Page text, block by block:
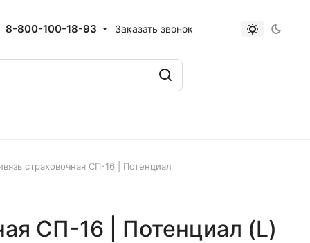
8-800-100-18-93 Заказать звонок
страховочная СП-16 | Потенциал
СП-16 | Потенциал (L)